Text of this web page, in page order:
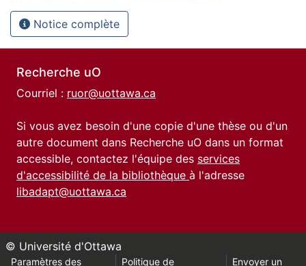
Notice complète
Recherche uO
Courriel : ruor@uottawa.ca
Si vous avez besoin d'une copie d'une thèse ou d'un
autre document dans Recherche uO dans un format
accessible, contactez l'équipe des services
d'accessibilité de la bibliothèque à l'adresse
libadapt@uottawa.ca
© Université d'Ottawa
Paramètres des Politique de Envoyer un